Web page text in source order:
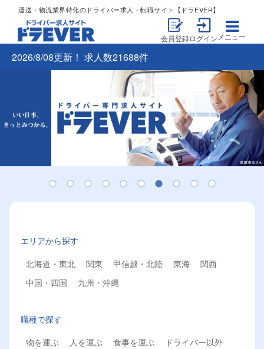
運送・物流業界特化のドライバー求人・転職サイト【ドラEVER】
会員登録ログイン メニュー
2026/8/08更新！ 求人数21688件
エリアから探す
北海道・東北
関東 甲信越・北陸 東海
関西
中国・四国
九州・沖縄
職種で探す
物を運ぶ
人を運ぶ 食事を運ぶ ドライバー以外